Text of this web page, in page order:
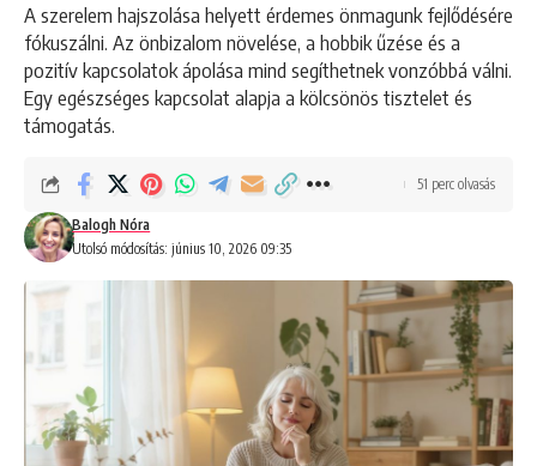
A szerelem hajszolása helyett érdemes önmagunk fejlődésére
fókuszálni. Az önbizalom növelése, a hobbik űzése és a
pozitív kapcsolatok ápolása mind segíthetnek vonzóbbá válni.
Egy egészséges kapcsolat alapja a kölcsönös tisztelet és
támogatás.
Utolsó módosítás: június 10, 2026 09:35
Balogh Nóra
51 perc olvasás